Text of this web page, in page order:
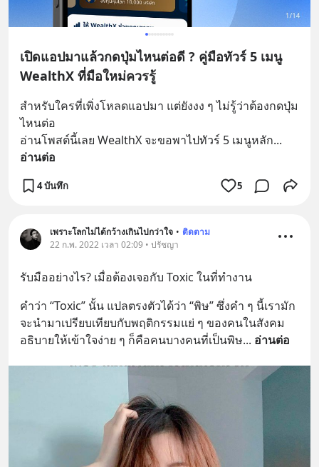
เปิดแอปมาแล้วกดปุ่มไหนต่อดี ? คู่มือทัวร์ 5 เมนู
WealthX ที่มือใหม่ควรรู้
สำหรับใครที่เพิ่งโหลดแอปมา แต่ยังงง ๆ ไม่รู้ว่าต้องกดปุ่ม
ไหนต่อ
อ่านโพสต์นี้เลย WealthX จะขอพาไปทัวร์ 5 เมนูหลัก
อ่านต่อ
4 บันทึก 5
เพราะโลกไม่ได้กว้างเกินไปกว่าใจ • ติดตาม
22 ก.พ. 2022 เวลา 02:09 • ปรัชญา
รับมืออย่างไร? เมื่อต้องเจอกับ Toxic ในที่ทำงาน
คำว่า “Toxic” นั้น แปลตรงตัวได้ว่า “พิษ” ซึ่งคำ ๆ นี้เรามัก
จะนำมาเปรียบเทียบกับพฤติกรรมแย่ ๆ ของคนในสังคม
อธิบายให้เข้าใจง่าย ๆ ก็คือคนบางคนที่เป็นพิษ... อ่านต่อ